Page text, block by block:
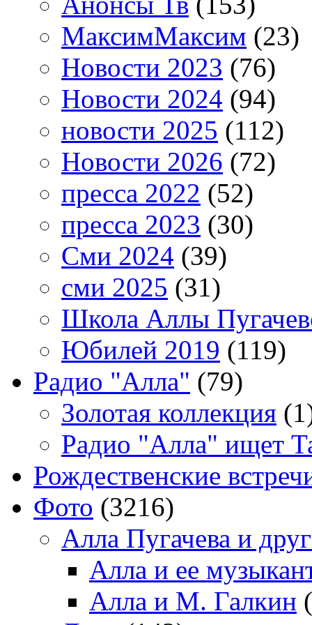
МаксимМаксим (23)
Новости 2023 (76)
Новости 2024 (94)
новости 2025 (112)
Новости 2026 (72)
пресса 2022 (52)
пресса 2023 (30)
Сми 2024 (39)
сми 2025 (31)
Школа Аллы
Юбилей 2019 (119)
Радио "Алла" (79)
Золотая коллекция
Радио "Алла" ищет
Рождественские
Фото (3216)
Алла Пугачева и
Алла и ее
Алла и М. Галкин